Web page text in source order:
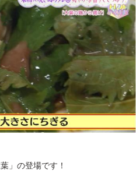
」の登場です！